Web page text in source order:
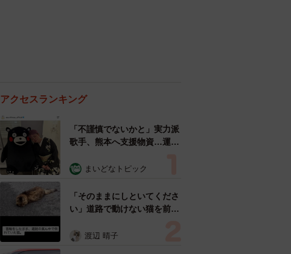
アクセスランキング
「不謹慎でないかと」実力派
歌手、熊本へ支援物資…運搬
めらい 「痛いほど伝わる」
まいどなトピック
「そのままにしといてくださ
い」道路で動けない猫を前に
ようとした4日間 「命の重
渡辺 晴子